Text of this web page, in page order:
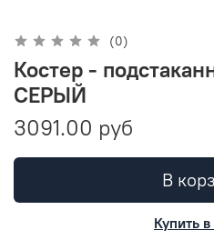
(0)
Костер -
СЕРЫЙ
3091.00 руб
В
Купить в